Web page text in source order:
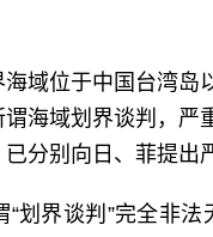
域位于中国台湾
海域划界谈判，
分别向日、菲提出
“划界谈判”完全非